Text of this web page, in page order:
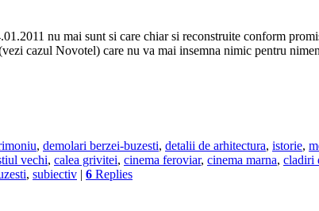
nu mai sunt si care chiar si reconstruite conform
cazul Novotel) care nu va mai insemna nimic pentru
, demolari berzei-buzesti, detalii de arhitectura, istorie,
vechi, calea grivitei, cinema feroviar, cinema marna, cladiri
, subiectiv | 6 Replies